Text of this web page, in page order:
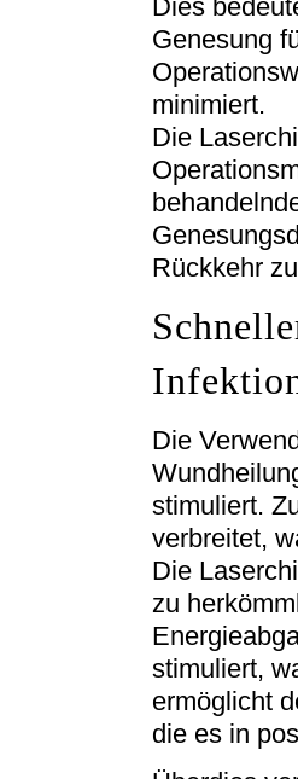
Dies
Genesung
minimiert.
Die
Rückkehr
Die
stimuliert.
verbreitet,
Die
zu
stimuliert,
ermöglicht
die es in